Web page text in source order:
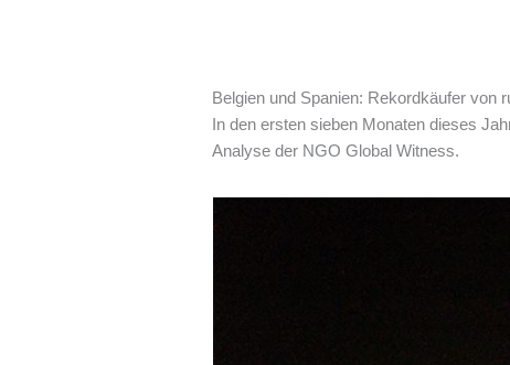
Belgien und Spanien: Rekordkäufer von
In den ersten sieben Monaten dieses
Analyse der NGO Global Witness.